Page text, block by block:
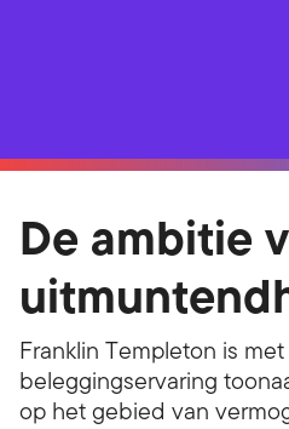
De ambitie
Franklin Templeton is
beleggingservaring
op het gebied van